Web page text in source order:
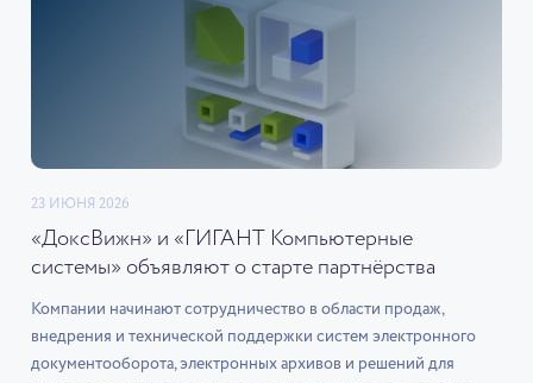
23 ИЮНЯ 2026
«ДоксВижн» и «ГИГАНТ Компьютерные
системы» объявляют о старте партнёрства
Компании начинают сотрудничество в области продаж,
внедрения и технической поддержки систем электронного
документооборота, электронных архивов и решений для